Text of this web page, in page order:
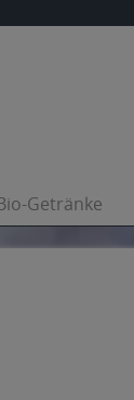
Getränke